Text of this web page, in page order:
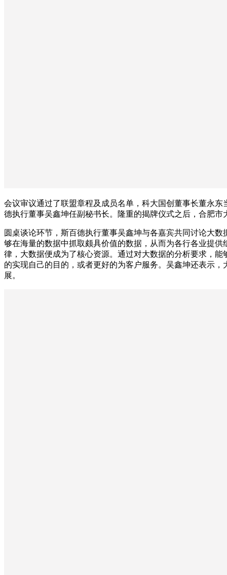
会议审议通过了联盟章程及成员名单，科大国创董事长董永
德执行董事吴鑫坤任副秘书长。隆重的揭牌仪式之后，合肥
圆桌谈论环节，斯百德执行董事吴鑫坤与各嘉宾共同讨论大
够在海量的数据中抓取颇具价值的数据，从而为各行各业提
律，大数据便成为了核心资源。通过对大数据的分析要求，
的实现自己的目的，或者更好的为客户服务。吴鑫坤还表示
展。